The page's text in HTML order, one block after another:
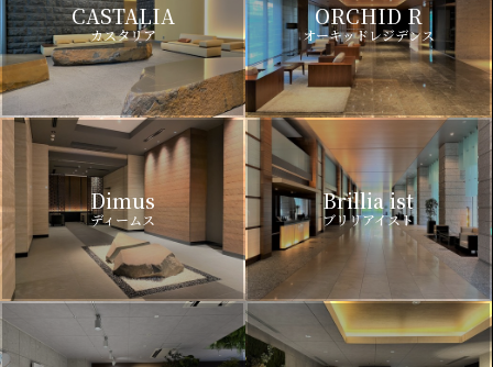
CASTALIA
カスタリア
ORCHID R
オーキッドレジデンス
Dimus
ディームス
Brillia ist
ブリリアイスト